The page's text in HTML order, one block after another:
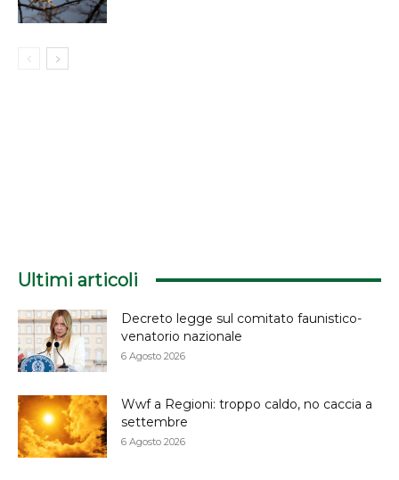
Ultimi articoli
Decreto legge sul comitato faunistico-
venatorio nazionale
6 Agosto 2026
Wwf a Regioni: troppo caldo, no caccia a
settembre
6 Agosto 2026